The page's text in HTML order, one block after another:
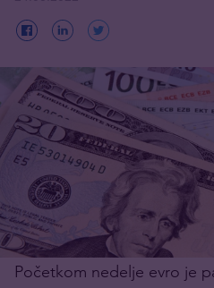
Početkom nedelje evro je